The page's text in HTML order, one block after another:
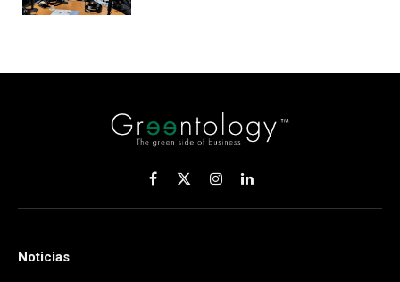
Facebook
X
(Twitter)
InstagramLinkedIn
Noticias